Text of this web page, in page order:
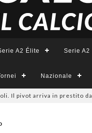
A2 Élite Serie A2
Nazionale
arriva in prestito dal Braga